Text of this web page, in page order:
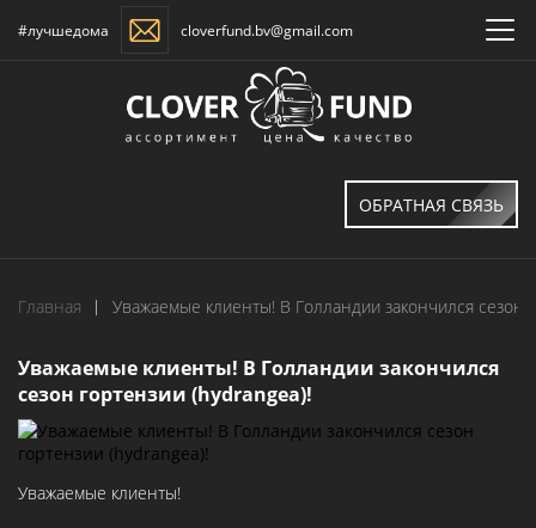
#лучшедома cloverfund.bv@gmail.com
ОБРАТНАЯ СВЯЗЬ
Главная Уважаемые клиенты! В Голландии закончился сезон
Уважаемые клиенты! В Голландии закончился
сезон гортензии (hydrangea)!
Уважаемые клиенты!